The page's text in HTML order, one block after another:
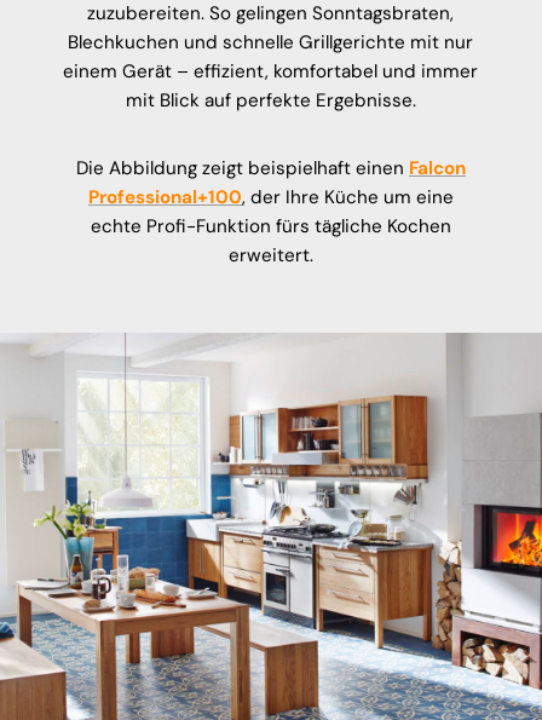
zuzubereiten. So gelingen Sonntagsbraten,
Blechkuchen und schnelle Grillgerichte mit nur
einem Gerät – effizient, komfortabel und immer
mit Blick auf perfekte Ergebnisse.
Die Abbildung zeigt beispielhaft einen Falcon
Professional+100, der Ihre Küche um eine
echte Profi-Funktion fürs tägliche Kochen
erweitert.